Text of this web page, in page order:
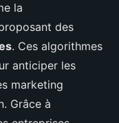
la
des
. Ces algorithmes
anticiper les
marketing
Grâce à